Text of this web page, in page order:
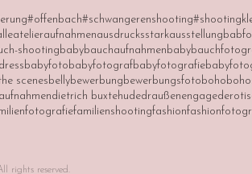
#offenbach#schwangerenshooting
atelieraufnahmenausdrucksstarkausstellung
shootingbabybauchaufnahmen
babyfotobabyfotografbabyfotografie
scenesbellybewerbungbewerbungsfotoboho
dietrich buxtehudedraußenengaged
familienshootingfashion
rights reserved.